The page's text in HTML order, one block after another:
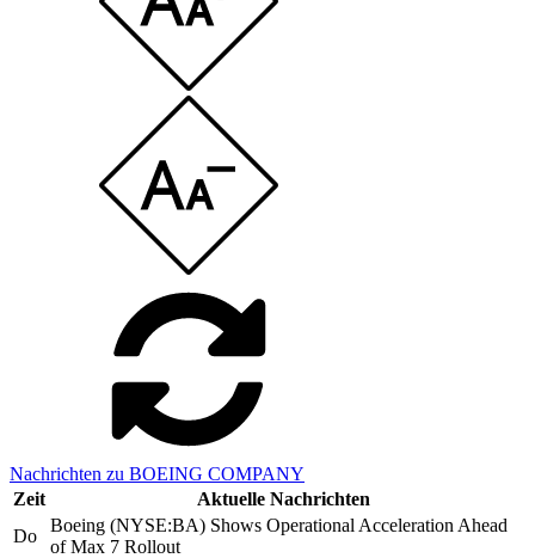
Nachrichten zu BOEING COMPANY
Zeit
Aktuelle Nachrichten
Do
Boeing (NYSE:BA) Shows Operational Acceleration Ahead
of Max 7 Rollout